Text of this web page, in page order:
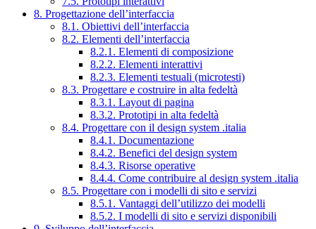
8. Progettazione dell’interfaccia
8.1. Obiettivi dell’interfaccia
8.2. Elementi dell’interfaccia
8.2.1. Elementi di composizione
8.2.2. Elementi interattivi
8.2.3. Elementi testuali (microtesti)
8.3. Progettare e costruire in alta fedeltà
8.3.1. Layout di pagina
8.3.2. Prototipi in alta fedeltà
8.4. Progettare con il design system .italia
8.4.1. Documentazione
8.4.2. Benefici del design system
8.4.3. Risorse operative
8.4.4. Come contribuire al design system .italia
8.5. Progettare con i modelli di sito e servizi
8.5.1. Vantaggi dell’utilizzo dei modelli
8.5.2. I modelli di sito e servizi disponibili